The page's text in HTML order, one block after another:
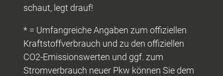
schaut, legt drauf!
* = Umfangreiche Angaben zum offiziellen
Kraftstoffverbrauch und zu den offiziellen
CO2-Emissionswerten und ggf. zum
Stromverbrauch neuer Pkw können Sie dem